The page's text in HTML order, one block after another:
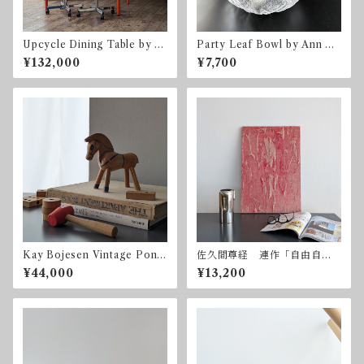
Upcycle Dining Table by so
nota ナラ オーク ダイニ
ングテーブル 1285 x 950 m
m
¥132,000
Party Leaf Bowl by Ann &
Göran Wärff for Kosta Bo
da コスタ・ボダ スウェー
デン
¥7,700
Kay Bojesen Vintage Pony
カイ・ボイスン ヴィンテ
ージ ポニー
¥44,000
佐久間尊経 連作「自由自
在」ー赤 2003年 ミクスト
メディア
¥13,200